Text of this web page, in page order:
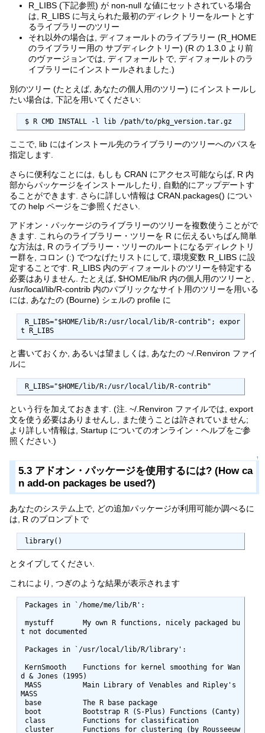
R_LIBS (下記参照) が non-null な値にセットされている場合
は, R_LIBS に与えられた最初のディレクトリーをルートとす
るライブラリーのツリー
それ以外の場合は, ディフォールトのライブラリー (R_HOME
のライブラリー用の サブディレクトリー) (R の 1.3.0 より前
のヴァージョンでは, ディフォールトで, ディフォールトのラ
イブラリーにインストールされました.)
別のツリー (たとえば, あなたの個人用のツリー) にインストールし
たい場合は, 下記を用いてください:
$ R CMD INSTALL -l lib /path/to/pkg_version.tar.gz
ここで, lib にはインストール先のライブラリーのツリーへのパスを
指定します.
さらに便利なことには, もしも CRAN にアクセス可能ならば, R 内
部からパッケージをインストールしたり, 自動的にアップデートす
ることができます. さらに詳しい情報は CRAN.packages() につい
ての help ページをご参照ください.
アドオン・パッケージのライブラリーのツリーを複数使うことがで
きます. これらのライブラリー・ツリーを R に伝えるいちばん簡単
な方法は, R のライブラリー・ツリーのルートになるディレクトリ
ー群を, コロン (:) でつなげたリストにして, 環境変数 R_LIBS に設
定することです. R_LIBS 内のディフォールトのツリーを特定する
必要はありません. たとえば, $HOME/lib/R 内の個人用のツリーと,
/usr/local/lib/R-contrib 内のパブリックなサイト用のツリーを用いる
には, あなたの (Bourne) シェルの profile に
t R_LIBS
と書いておくか, あるいは望ましくは, あなたの ~/.Renviron ファイ
ルに
R_LIBS="$HOME/lib/R:/usr/local/lib/R-contrib"
という行を加えておきます. (注. ~/.Renviron ファイルでは, export
文を使う必要はありませんし, また使うことは許されていません;
より詳しい情報は, Startup についてのオンライン・ヘルプをご参
照ください.)
↑
5.3 アドオン・パッケージを使用するには? (How ca
n add-on packages be used?)
あなたのシステム上で, どの追加パッケージが利用可能か調べるに
は, R のプロンプトで
library()
とタイプしてください.
これにより, つぎのような結果が表示されます
t not documented
d & Jones (1995)
MASS